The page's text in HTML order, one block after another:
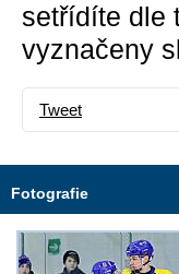
setřídíte dle
vyznačeny
Tweet
Fotografie